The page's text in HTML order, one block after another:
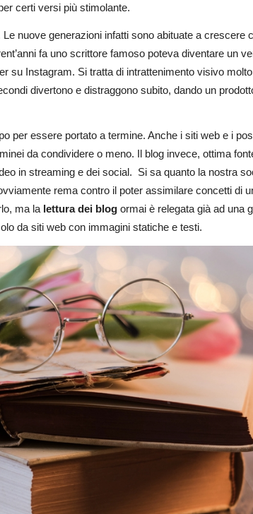
certi versi più stimolante.
nuove generazioni infatti sono abituate a crescere
fa uno scrittore famoso poteva diventare un
su Instagram. Si tratta di intrattenimento visivo
divertono e distraggono subito, dando un
per essere portato a termine. Anche i siti web e i
da condividere o meno. Il blog invece, ottima
in streaming e dei social. Si sa quanto la nostra
rema contro il poter assimilare concetti di
ma la lettura dei blogormai è relegata già ad una
da siti web con immagini statiche e testi.